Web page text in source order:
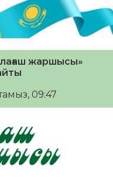
жаршысы»
09:47